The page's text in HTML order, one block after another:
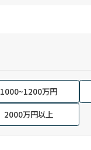
1000~1200万円
2000万円以上